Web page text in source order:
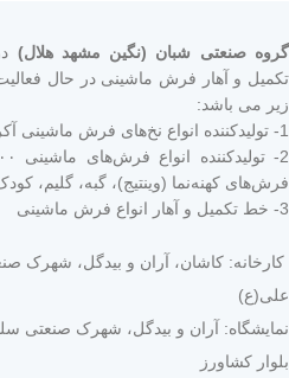
گروه صنعتی شبان (نگین مشهد هلال)
تکمیل و آهار فرش ماشینی در حال
زیر می باشد:
1- تولیدکننده انواع نخ‌های فرش ماشینی آکریلیک / مودال / پلی استر
فرش‌های کهنه‌نما (وینتیج)، گبه، گلیم،
3- خط تکمیل و آهار انواع فرش ماشینی
کارخانه: کاشان، آران و بیدگل، شهرک
علی(ع)
نمایشگاه: آران و بیدگل، شهرک صنعتی
بلوار کشاورز